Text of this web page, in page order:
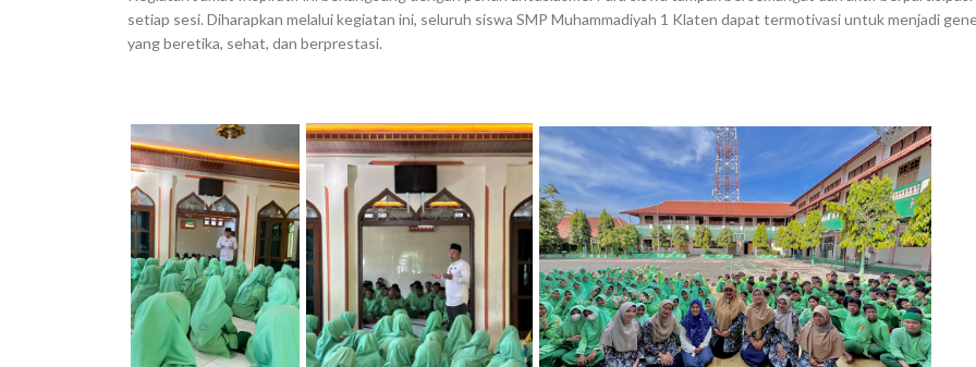
setiap sesi. Diharapkan melalui kegiatan ini, seluruh siswa SMP Muhammadiyah 1 Klaten dapat termotivasi untuk menjadi
yang beretika, sehat, dan berprestasi.